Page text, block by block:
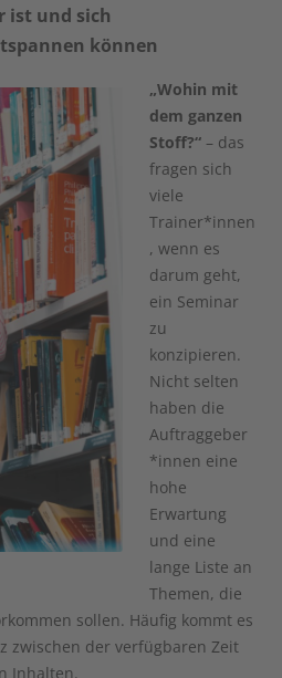
ist und sich
können
„Wohin mit
dem ganzen
Stoff?“ – das
fragen sich
viele
Trainer*innen
, wenn es
darum geht,
ein Seminar
zu
konzipieren.
Nicht selten
haben die
Auftraggeber
*innen eine
hohe
Erwartung
und eine
lange Liste an
Themen, die
sollen. Häufig kommt es
zwischen der verfügbaren Zeit
Inhalten.